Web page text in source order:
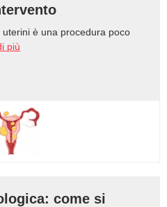
uterini è una procedura poco
più
come si